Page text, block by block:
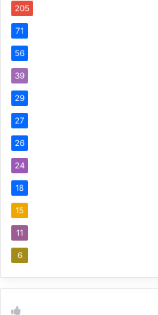
205
71
56
39
29
27
26
24
18
15
11
6